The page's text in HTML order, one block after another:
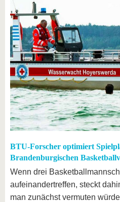
BTU-Forscher optimiert
Brandenburgischen
Wenn drei
aufeinandertreffen, steckt
man zunächst vermuten